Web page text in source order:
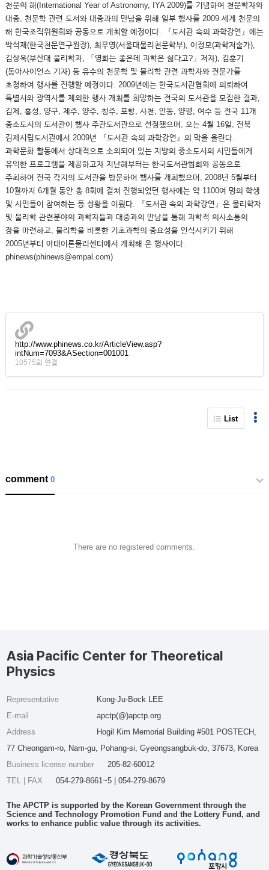
천문의 해(International Year of Astronomy, IYA 2009)를 기념하여 천문학자와
대중, 천문학 관련 도서와 대중과의 만남을 위해 일부 행사를 2009 세계 천문의
해 한국조직위원회와 공동으로 개최할 예정이다. 『도서관 속의 과학강연』에는
박석재(한국천문연구원장), 최무영(서울대물리천문학부), 이정모(과학저술가),
김상욱(부산대 물리학과, 「영화는 좋은데 과학은 싫다고?」저자), 김훈기
(동아사이언스 기자) 등 유수의 천문학 및 물리학 관련 과학자와 전문가를
초청하여 행사를 진행할 예정이다. 2009년에는 한국도서관협회에 의뢰하여
특별시와 광역시를 제외한 행사 개최를 희망하는 전국의 도서관을 모집한 결과,
김제, 홍성, 양구, 제주, 양주, 청주, 포항, 사천, 안동, 양평, 여수 등 전국 11개
중소도시의 도서관이 행사 주관도서관으로 선정됐으며, 오는 4월 16일, 전북
김제시립도서관에서 2009년 『도서관 속의 과학강연』의 막을 올린다.
과학문화 활동에서 상대적으로 소외되어 있는 지방의 중소도시의 시민들에게
유익한 프로그램을 제공하고자 지난해부터는 한국도서관협회와 공동으로
주최하여 전국 각지의 도서관을 방문하여 행사를 개최했으며, 2008년 5월부터
10월까지 6개월 동안 총 8회에 걸쳐 진행되었던 행사에는 약 1100여 명의 학생
및 시민들이 참여하는 등 성황을 이뤘다. 『도서관 속의 과학강연』은 물리학자
및 물리학 관련분야의 과학자들과 대중과의 만남을 통해 과학적 의사소통의
장을 마련하고, 물리학을 비롯한 기초과학의 중요성을 인식시키기 위해
2005년부터 아태이론물리센터에서 개최해 온 행사이다.
phinews(phinews@empal.com)
http://www.phinews.co.kr/ArticleView.asp?
intNum=7093&ASection=001001
10575회 연결
List
comment0
There are no registered comments.
Asia Pacific Center for Theoretical
Physics
Representative
Kong-Ju-Bock LEE
E-mail
apctp(@)apctp.org
Address
Hogil Kim Memorial Building #501 POSTECH,
77 Cheongam-ro, Nam-gu, Pohang-si, Gyeongsangbuk-do, 37673, Korea
Business license number
205-82-60012
TEL | FAX
054-279-8661~5 | 054-279-8679
The APCTP is supported by the Korean Government through the
Science and Technology Promotion Fund and the Lottery Fund, and
works to enhance public value through its activities.